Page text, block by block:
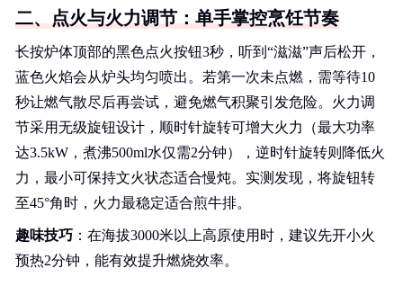
二、点火与火力调节：单手掌控烹饪节奏
长按炉体顶部的黑色点火按钮3秒，听到“滋滋”声后松开，
蓝色火焰会从炉头均匀喷出。若第一次未点燃，需等待10
秒让燃气散尽后再尝试，避免燃气积聚引发危险。火力调
节采用无级旋钮设计，顺时针旋转可增大火力（最大功率
达3.5kW，煮沸500ml水仅需2分钟），逆时针旋转则降低火
力，最小可保持文火状态适合慢炖。实测发现，将旋钮转
至45°角时，火力最稳定适合煎牛排。
趣味技巧 ：在海拔3000米以上高原使用时，建议先开小火
预热2分钟，能有效提升燃烧效率。